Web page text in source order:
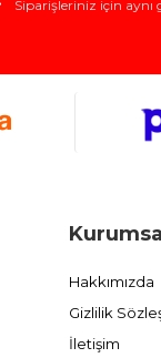
Siparişleriniz için aynı
Kurumsal
Hakkımızda
Gizlilik
İletişim